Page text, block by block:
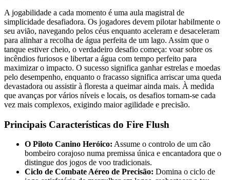
A jogabilidade a cada momento é uma aula magistral de
simplicidade desafiadora. Os jogadores devem pilotar habilmente o
seu avião, navegando pelos céus enquanto aceleram e desaceleram
para alinhar a recolha de água perfeita de um lago. Assim que o
tanque estiver cheio, o verdadeiro desafio começa: voar sobre os
incêndios furiosos e libertar a água com tempo perfeito para
maximizar o impacto. O sucesso significa ganhar estrelas e moedas
pelo desempenho, enquanto o fracasso significa arriscar uma queda
devastadora ou assistir à floresta a queimar ainda mais. À medida
que avanças por vários níveis e locais, os desafios tornam-se cada
vez mais complexos, exigindo maior agilidade e precisão.
Principais Características do Fire Flush
O Piloto Canino Heróico: Assume o controlo de um cão
bombeiro corajoso numa premissa única e encantadora que o
distingue dos jogos de voo tradicionais.
Ciclo de Combate Aéreo de Precisão: Domina o ciclo de